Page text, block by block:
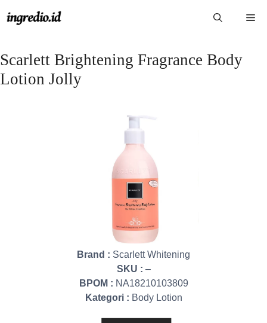
ke
Scarlett Brightening Fragrance Body
Lotion Jolly
Brand : Scarlett Whitening
SKU : –
BPOM : NA18210103809
Kategori : Body Lotion